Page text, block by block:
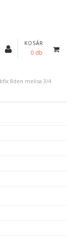
KOSÁR
0 db
8den melisa 3/4